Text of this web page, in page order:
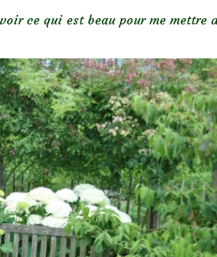
ce qui est beau pour me mettre